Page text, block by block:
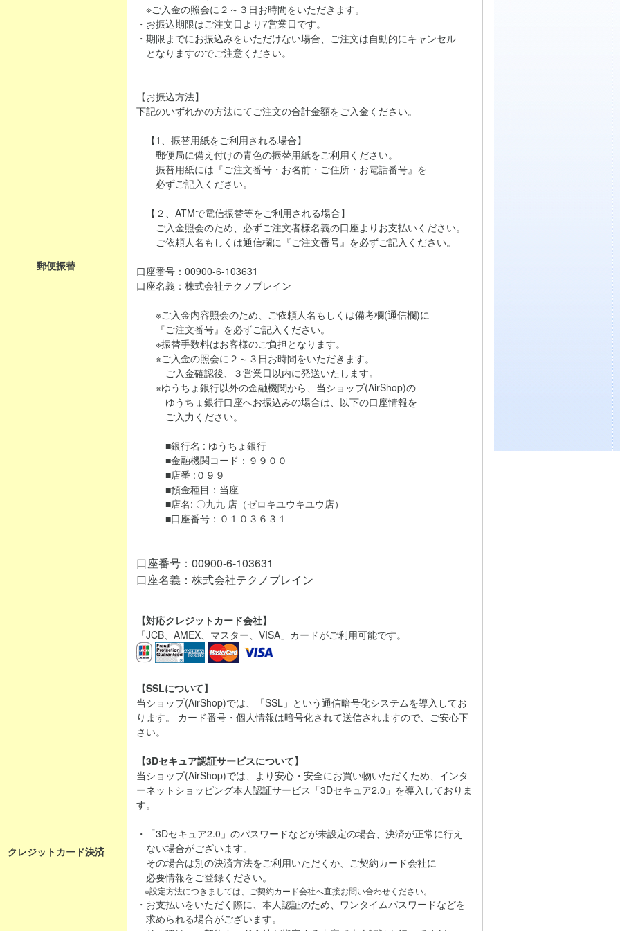
郵便振替
※ご入金の照会に２～３日お時間をいただきます。
・お振込期限はご注文日より7営業日です。
・期限までにお振込みをいただけない場合、ご注文は自動的にキャンセル
となりますのでご注意ください。
【お振込方法】
下記のいずれかの方法にてご注文の合計金額をご入金ください。
【1、振替用紙をご利用される場合】
郵便局に備え付けの青色の振替用紙をご利用ください。
振替用紙には『ご注文番号・お名前・ご住所・お電話番号』を
必ずご記入ください。
【２、ATMで電信振替等をご利用される場合】
ご入金照会のため、必ずご注文者様名義の口座よりお支払いください。
ご依頼人名もしくは通信欄に『ご注文番号』を必ずご記入ください。
口座番号：00900-6-103631
口座名義：株式会社テクノブレイン
※ご入金内容照会のため、ご依頼人名もしくは備考欄(通信欄)に
『ご注文番号』を必ずご記入ください。
※振替手数料はお客様のご負担となります。
※ご入金の照会に２～３日お時間をいただきます。
ご入金確認後、３営業日以内に発送いたします。
※ゆうちょ銀行以外の金融機関から、当ショップ(AirShop)の
ゆうちょ銀行口座へお振込みの場合は、以下の口座情報を
ご入力ください。
■銀行名 : ゆうちょ銀行
■金融機関コード：９９００
■店番 :０９９
■預金種目：当座
■店名: 〇九九 店（ゼロキユウキユウ店）
■口座番号：０１０３６３１
口座番号：00900-6-103631
口座名義：株式会社テクノブレイン
クレジットカード決済
【対応クレジットカード会社】
「JCB、AMEX、マスター、VISA」カードがご利用可能です。
【SSLについて】
当ショップ(AirShop)では、「SSL」という通信暗号化システムを導入してお
ります。 カード番号・個人情報は暗号化されて送信されますので、ご安心下
さい。
【3Dセキュア認証サービスについて】
当ショップ(AirShop)では、より安心・安全にお買い物いただくため、インタ
ーネットショッピング本人認証サービス「3Dセキュア2.0」を導入しておりま
す。
・「3Dセキュア2.0」のパスワードなどが未設定の場合、決済が正常に行え
ない場合がございます。
その場合は別の決済方法をご利用いただくか、ご契約カード会社に
必要情報をご登録ください。
※設定方法につきましては、ご契約カード会社へ直接お問い合わせください。
・お支払いをいただく際に、本人認証のため、ワンタイムパスワードなどを
求められる場合がございます。